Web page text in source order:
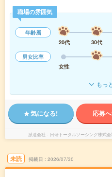
職場の雰囲気
年齢層
20代
30代
男女比率
女性
もっ
気になる! 応募
派遣会社 日研トータルソーシング株式
未読 掲載日 2026/07/30